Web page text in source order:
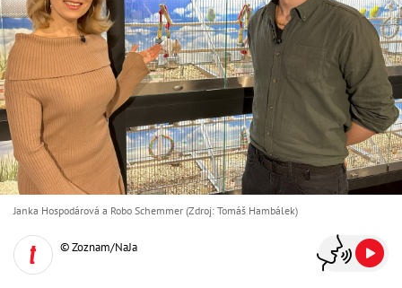
Janka Hospodárová a Robo Schemmer (Zdroj: Tomáš Hambálek)
© Zoznam/NaJa